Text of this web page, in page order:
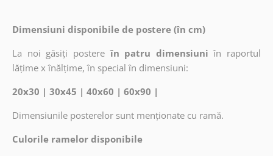
Dimensiuni disponibile de postere (în cm)
La noi găsiți postere în patru dimensiuni în raportul
lățime x înălțime, în special în dimensiuni:
20x30 | 30x45 | 40x60 | 60x90 |
Dimensiunile posterelor sunt menționate cu ramă.
Culorile ramelor disponibile